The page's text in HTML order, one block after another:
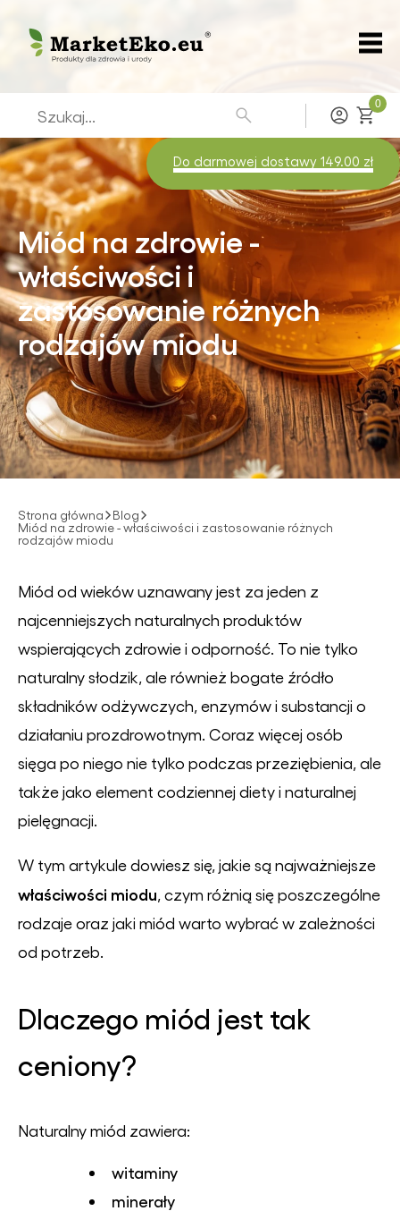
Zaloguj
0
Do darmowej dostawy 149.00 zł
Miód na zdrowie -
właściwości i
zastosowanie różnych
rodzajów miodu
Strona główna
Blog
Miód na zdrowie - właściwości i zastosowanie różnych
rodzajów miodu
Miód od wieków uznawany jest za jeden z
najcenniejszych naturalnych produktów
wspierających zdrowie i odporność. To nie tylko
naturalny słodzik, ale również bogate źródło
składników odżywczych, enzymów i substancji o
działaniu prozdrowotnym. Coraz więcej osób
sięga po niego nie tylko podczas przeziębienia, ale
także jako element codziennej diety i naturalnej
pielęgnacji.
W tym artykule dowiesz się, jakie są najważniejsze
właściwości miodu , czym różnią się poszczególne
rodzaje oraz jaki miód warto wybrać w zależności
od potrzeb.
Dlaczego miód jest tak
ceniony?
Naturalny miód zawiera:
witaminy
minerały